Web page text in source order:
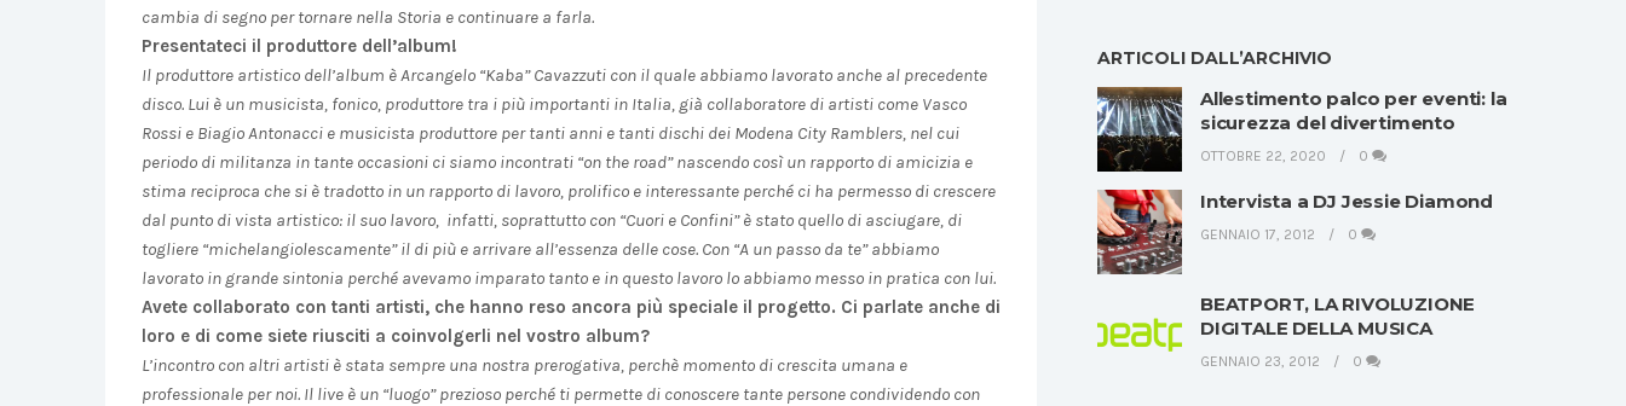
cambia di segno per tornare nella Storia e continuare a farla.
Presentateci il produttore dell’album!
Il produttore artistico dell’album è Arcangelo “Kaba” Cavazzuti con il quale abbiamo lavorato anche al precedente
disco. Lui è un musicista, fonico, produttore tra i più importanti in Italia, già collaboratore di artisti come Vasco
Rossi e Biagio Antonacci e musicista produttore per tanti anni e tanti dischi dei Modena City Ramblers, nel cui
periodo di militanza in tante occasioni ci siamo incontrati “on the road” nascendo così un rapporto di amicizia e
stima reciproca che si è tradotto in un rapporto di lavoro, prolifico e interessante perché ci ha permesso di crescere
dal punto di vista artistico: il suo lavoro, infatti, soprattutto con “Cuori e Confini” è stato quello di asciugare, di
togliere “michelangiolescamente” il di più e arrivare all’essenza delle cose. Con “A un passo da te” abbiamo
lavorato in grande sintonia perché avevamo imparato tanto e in questo lavoro lo abbiamo messo in pratica con lui.
Avete collaborato con tanti artisti, che hanno reso ancora più speciale il progetto. Ci parlate anche di
loro e di come siete riusciti a coinvolgerli nel vostro album?
L’incontro con altri artisti è stata sempre una nostra prerogativa, perchè momento di crescita umana e
professionale per noi. Il live è un “luogo” prezioso perché ti permette di conoscere tante persone condividendo con
ARTICOLI DALL’ARCHIVIO
Allestimento palco per eventi: la
sicurezza del divertimento
OTTOBRE 22, 2020 0
Intervista a DJ Jessie Diamond
GENNAIO 17, 2012 0
BEATPORT, LA RIVOLUZIONE
DIGITALE DELLA MUSICA
GENNAIO 23, 2012 0